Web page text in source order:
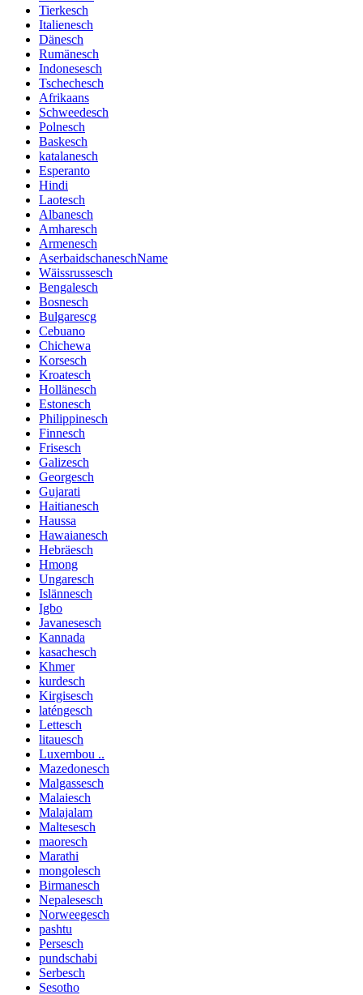
Tierkesch
Italienesch
Dänesch
Rumänesch
Indonesesch
Tschechesch
Afrikaans
Schweedesch
Polnesch
Baskesch
katalanesch
Esperanto
Hindi
Laotesch
Albanesch
Amharesch
Armenesch
AserbaidschaneschName
Wäissrussesch
Bengalesch
Bosnesch
Bulgarescg
Cebuano
Chichewa
Korsesch
Kroatesch
Hollänesch
Estonesch
Philippinesch
Finnesch
Frisesch
Galizesch
Georgesch
Gujarati
Haitianesch
Haussa
Hawaianesch
Hebräesch
Hmong
Ungaresch
Islännesch
Igbo
Javanesesch
Kannada
kasachesch
Khmer
kurdesch
Kirgisesch
laténgesch
Lettesch
litauesch
Luxembou ..
Mazedonesch
Malgassesch
Malaiesch
Malajalam
Maltesesch
maoresch
Marathi
mongolesch
Birmanesch
Nepalesesch
Norweegesch
pashtu
Persesch
pundschabi
Serbesch
Sesotho